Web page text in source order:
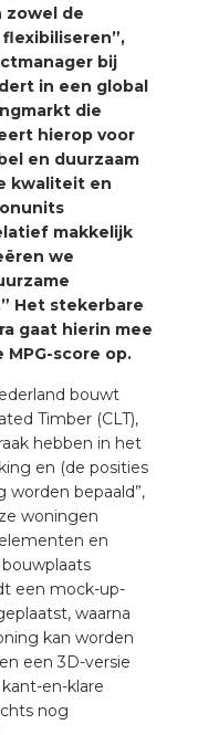
zowel de
bij
in een global
die
hierop voor
en duurzaam
kwaliteit en
makkelijk
we
Het stekerbare
gaat hierin mee
score op.
bouwt
Timber (CLT),
hebben in het
en (de posities
worden bepaald”,
woningen
en
een mock-up-
waarna
kan worden
een 3D-versie
en-klare
nog